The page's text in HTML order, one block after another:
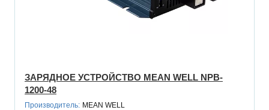
ЗАРЯДНОЕ УСТРОЙСТВО MEAN WELL NPB-
1200-48
Производитель: MEAN WELL